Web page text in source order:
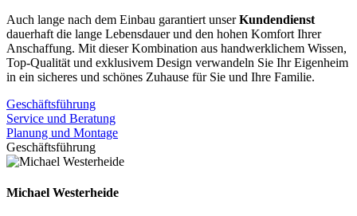
Auch lange nach dem Einbau garantiert unserKundendienst
dauerhaft die lange Lebensdauer und den hohen Komfort Ihrer
Anschaffung. Mit dieser Kombination aus handwerklichem Wissen,
Top-Qualität und exklusivem Design verwandeln Sie Ihr Eigenheim
in ein sicheres und schönes Zuhause für Sie und Ihre Familie.
Geschäftsführung
Service und Beratung
Planung und Montage
Geschäftsführung
Michael Westerheide